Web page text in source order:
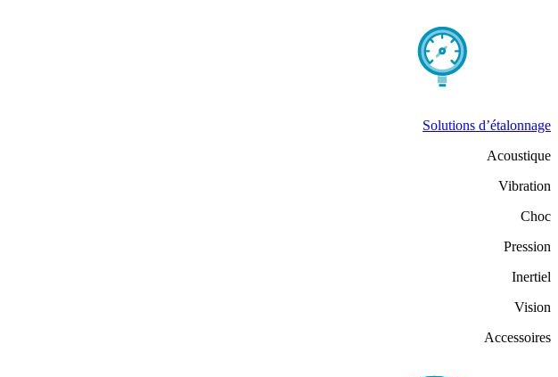
Solutions d’étalonnage
Acoustique
Vibration
Choc
Pression
Inertiel
Vision
Accessoires